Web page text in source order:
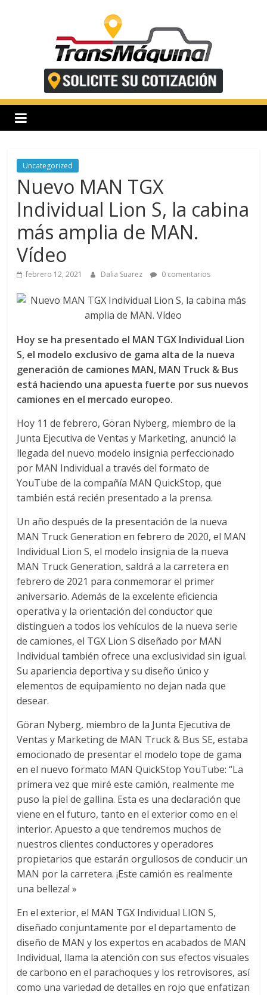
r
n
s
m
a
q
u
n
a
–
T
r
a
n
s
p
o
r
t
e
d
e
E
q
u
Uncategorized
Nuevo MAN TGX
Individual Lion S, la cabina
más amplia de MAN.
Vídeo
febrero 12, 2021 Dalia Suarez 0 comentarios
Hoy se ha presentado el MAN TGX Individual Lion
S, el modelo exclusivo de gama alta de la nueva
generación de camiones MAN, MAN Truck & Bus
está haciendo una apuesta fuerte por sus nuevos
camiones en el mercado europeo.
Hoy 11 de febrero, Göran Nyberg, miembro de la
Junta Ejecutiva de Ventas y Marketing, anunció la
llegada del nuevo modelo insignia perfeccionado
por MAN Individual a través del formato de
YouTube de la compañía MAN QuickStop, que
también está recién presentado a la prensa.
Un año después de la presentación de la nueva
MAN Truck Generation en febrero de 2020, el MAN
Individual Lion S, el modelo insignia de la nueva
MAN Truck Generation, saldrá a la carretera en
febrero de 2021 para conmemorar el primer
aniversario. Además de la excelente eficiencia
operativa y la orientación del conductor que
distinguen a todos los vehículos de la nueva serie
de camiones, el TGX Lion S diseñado por MAN
Individual también ofrece una exclusividad sin igual.
Su apariencia deportiva y su diseño único y
elementos de equipamiento no dejan nada que
desear.
Göran Nyberg, miembro de la Junta Ejecutiva de
Ventas y Marketing de MAN Truck & Bus SE, estaba
emocionado de presentar el modelo tope de gama
en el nuevo formato MAN QuickStop YouTube: “La
primera vez que miré este camión, realmente me
puso la piel de gallina. Esta es una declaración que
viene en el futuro, tanto en el exterior como en el
interior. Apuesto a que tendremos muchos de
nuestros clientes conductores y operadores
propietarios que estarán orgullosos de conducir un
MAN por la carretera. ¡Este camión es realmente
una belleza! »
En el exterior, el MAN TGX Individual LION S,
diseñado conjuntamente por el departamento de
diseño de MAN y los expertos en acabados de MAN
Individual, llama la atención con sus efectos visuales
de carbono en el parachoques y los retrovisores, así
como una variedad de detalles en rojo que enfatizan